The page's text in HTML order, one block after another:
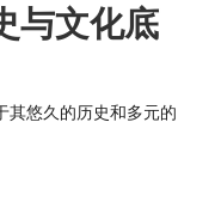
与文化底
其悠久的历史和多元的